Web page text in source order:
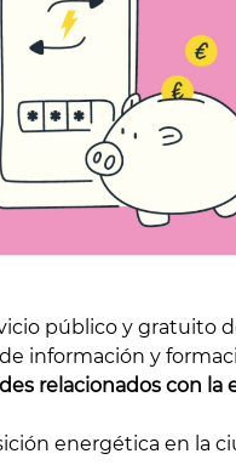
público y gratuito
información y
relacionados con la
energética en la